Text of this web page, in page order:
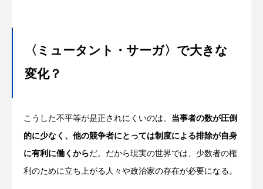
〈ミュータント・サーガ〉で大きな
変化？
こうした不平等が是正されにくいのは、 当事者の数が圧倒
的に少なく、他の競争者にとっては制度による排除が自身
に有利に働くからだ。だから現実の世界では、少数者の権
利のために立ち上がる人々や政治家の存在が必要になる。